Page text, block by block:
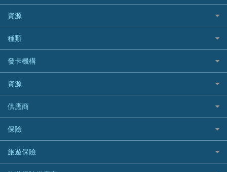
稅季/稅務貸款
網上貸款
結餘轉戶(清卡數貸款)
銀行貸款
財務公司貸款
免入息貸款
免TU貸款
急借錢
緊急貸款比較
最佳小額貸款比較
BEA 東亞銀行
BOC 中國銀行
Cashing Pro 優尚信貸
CCB(Asia) 中國建設銀行 (亞洲)
Citibank 花旗銀行
CNCBI 信銀國際
CreFIT 維信
DBS 星展銀行
DSB 大新銀行
資源
如何申請個人貸款
如何管理個人貸款
個人貸款有用資訊
清卡數貸款教學
循環貸款教學
個人化貸款產品推介 🔥全新
債務重組一覽
供樓利息扣稅
最佳貸款app
種類
網購優惠
精選外幣網購信用卡
尊尚信用卡
公司信用卡
電子錢包信用卡
日本遊信用卡攻略
韓國遊信用卡攻略
台灣遊信用卡攻略
發卡機構
Citibank花旗銀行
AE美國運通
DBS星展銀行
HSBC滙豐銀行
Mox
信銀國際
大新銀行
資源
Black Friday優惠
淘寶付款方式
一田購物優惠日
SOGO感謝祭
HKTVmall優惠碼
供應商
八達通自動增值信用卡
保險
旅遊保險
汽車保險
旅遊保險